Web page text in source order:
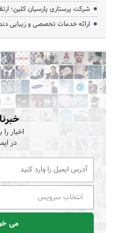
شرکت پرستاری پارسیان کلین؛
ارائه خدمات تخصصی و زیبایی
اخبار
در
انتخاب سرویس
می